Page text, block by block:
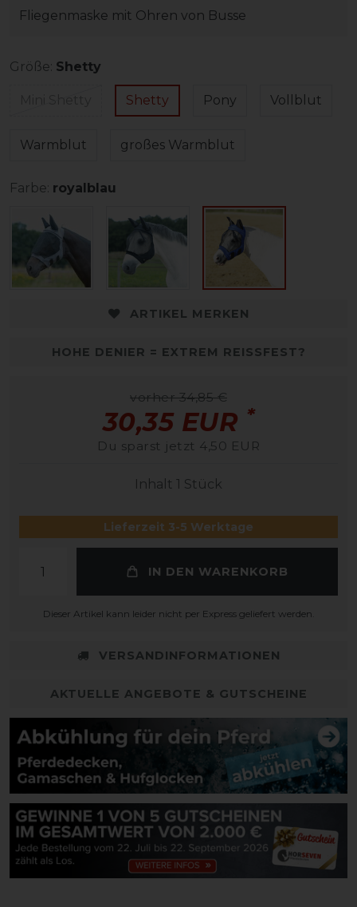
Fliegenmaske mit Ohren von Busse
Größe: Shetty
Shetty Pony Vollblut
Warmblut großes Warmblut
Farbe: royalblau
ARTIKEL MERKEN
HOHE DENIER = EXTREM REISSFEST?
vorher 34,85 €
30,35 EUR *
Du sparst jetzt 4,50 EUR
Inhalt 1 Stück
Lieferzeit 3-5 Werktage
IN DEN WARENKORB
Dieser Artikel kann leider nicht per Express geliefert werden.
VERSANDINFORMATIONEN
AKTUELLE ANGEBOTE & GUTSCHEINE